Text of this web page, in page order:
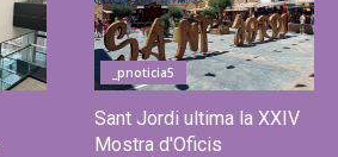
_pnoticia5
Sant Jordi ultima la XXIV
Mostra d'Oficis